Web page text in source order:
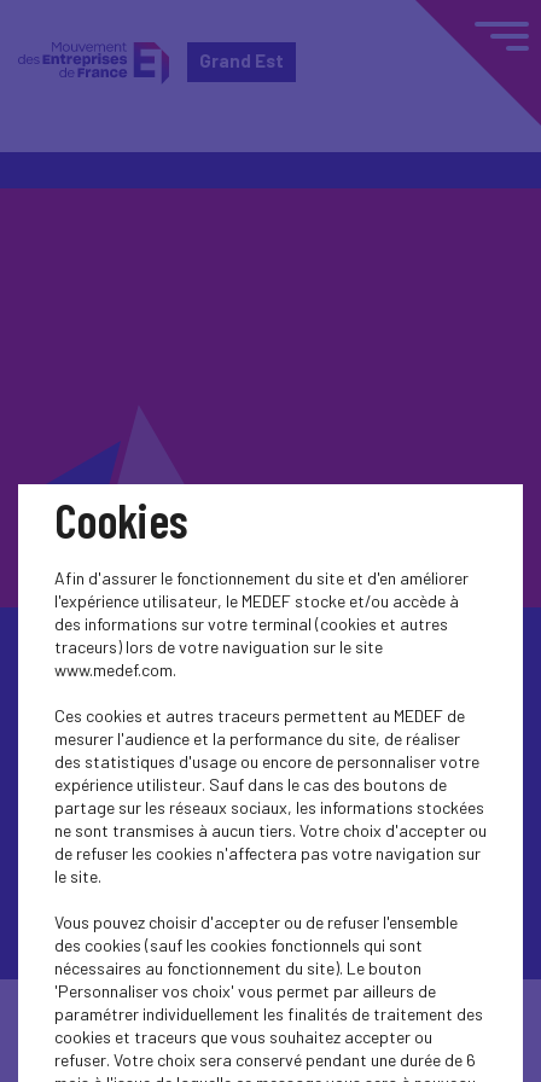
Grand Est
Agir ensemble
pour une croissance
responsable
Cookies
Afin d'assurer le fonctionnement du site et d'en améliorer
l'expérience utilisateur, le MEDEF stocke et/ou accède à
des informations sur votre terminal (cookies et autres
traceurs) lors de votre naviguation sur le site
www.medef.com.
Ces cookies et autres traceurs permettent au MEDEF de
mesurer l'audience et la performance du site, de réaliser
des statistiques d'usage ou encore de personnaliser votre
expérience utilisteur. Sauf dans le cas des boutons de
partage sur les réseaux sociaux, les informations stockées
ne sont transmises à aucun tiers. Votre choix d'accepter ou
de refuser les cookies n'affectera pas votre navigation sur
le site.
Vous pouvez choisir d'accepter ou de refuser l'ensemble
des cookies (sauf les cookies fonctionnels qui sont
nécessaires au fonctionnement du site). Le bouton
'Personnaliser vos choix' vous permet par ailleurs de
paramétrer individuellement les finalités de traitement des
cookies et traceurs que vous souhaitez accepter ou
refuser. Votre choix sera conservé pendant une durée de 6